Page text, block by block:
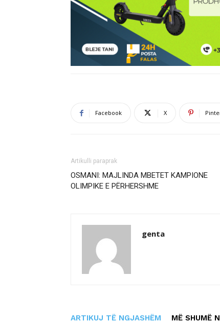
Facebook X
Artikulli paraprak
OSMANI: MAJLINDA MBETET KAMPIONE
OLIMPIKE E PËRHERSHME
genta
ARTIKUJ TË NGJASHËM MË SHUMË